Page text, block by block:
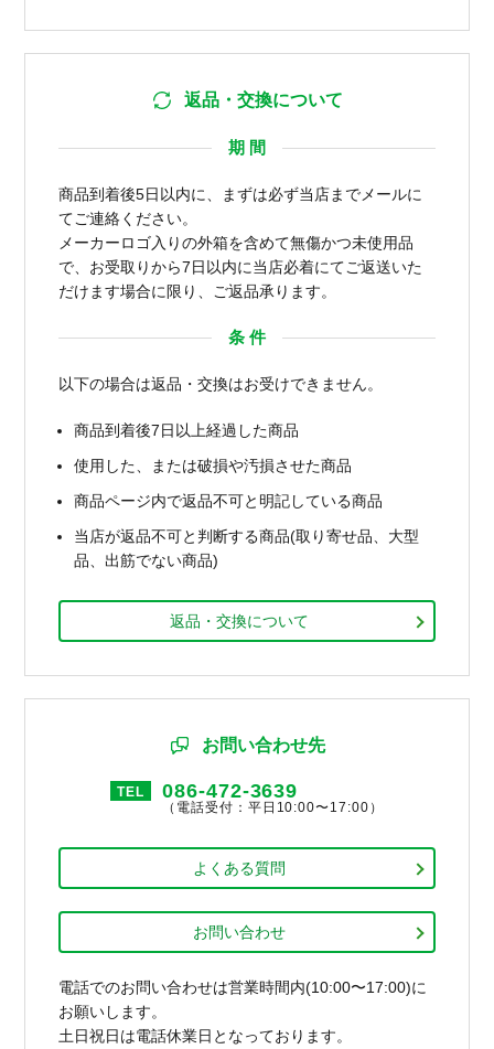
返品・交換について
期 間
商品到着後5日以内に、まずは必ず当店までメールに
てご連絡ください。
メーカーロゴ入りの外箱を含めて無傷かつ未使用品
で、お受取りから7日以内に当店必着にてご返送いた
だけます場合に限り、ご返品承ります。
条 件
以下の場合は返品・交換はお受けできません。
商品到着後7日以上経過した商品
使用した、または破損や汚損させた商品
商品ページ内で返品不可と明記している商品
当店が返品不可と判断する商品(取り寄せ品、大型
品、出筋でない商品)
返品・交換について
お問い合わせ先
TEL 086-472-3639
（電話受付：平日10:00〜17:00）
よくある質問
お問い合わせ
電話でのお問い合わせは営業時間内(10:00〜17:00)に
お願いします。
土日祝日は電話休業日となっております。